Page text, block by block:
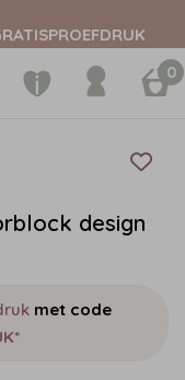
0
design
met code